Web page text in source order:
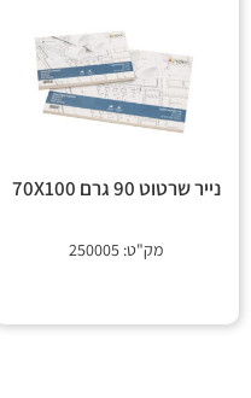
נייר שרטוט 90 גרם 70X100
מק"ט: 250005